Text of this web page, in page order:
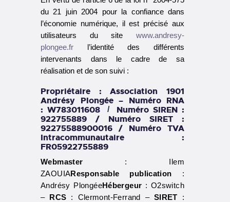
du 21 juin 2004 pour la confiance dans
l’économie numérique, il est précisé aux
utilisateurs du site www.andresy-
plongee.fr l’identité des différents
intervenants dans le cadre de sa
réalisation et de son suivi :
Propriétaire : Association 1901
Andrésy Plongée – Numéro RNA
: W783011608
/
Numéro SIREN :
922755889 / Numéro SIRET :
92275588900016 / Numéro TVA
Intracommunautaire :
FR05922755889
Webmaster : Ilem
ZAOUIAResponsable publication :
Andrésy PlongéeHébergeur : O2switch
– RCS : Clermont-Ferrand – SIRET :